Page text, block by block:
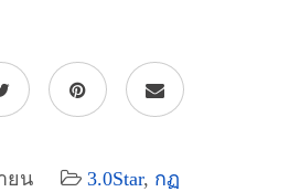
ยน 3.0Star, กฏ